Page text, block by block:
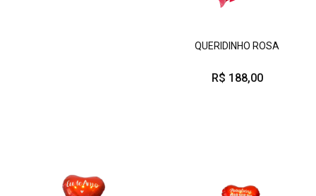
QUERIDINHO ROSA
R$ 188,00